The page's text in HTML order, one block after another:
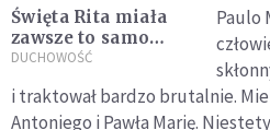
Święta Rita miała
zawsze to samo
lekarstwo na
DUCHOWOŚĆ
Paulo
i traktował bardzo brutalnie.
Antoniego i Pawła Marię.